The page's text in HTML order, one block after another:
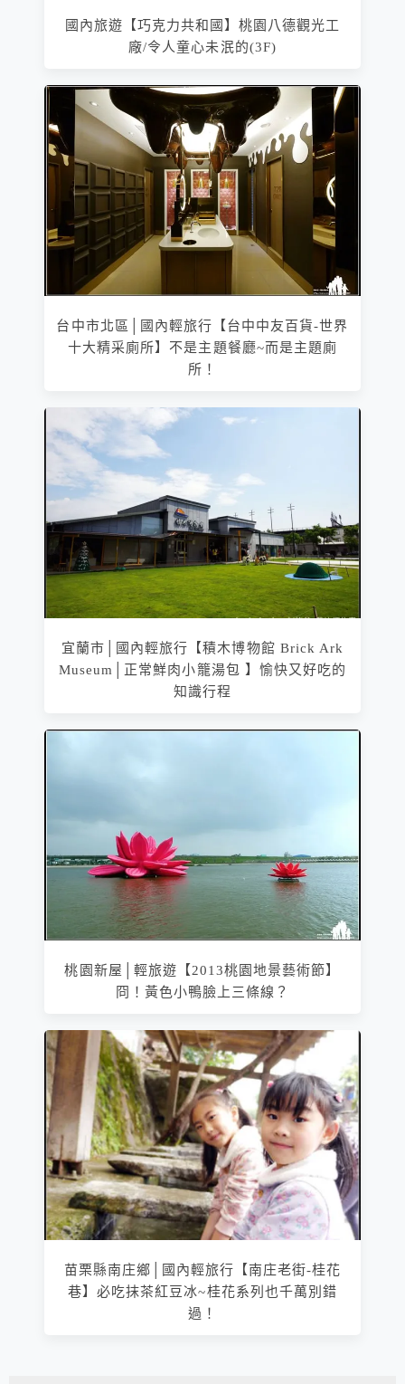
國內旅遊【巧克力共和國】桃園八德觀光工
廠/令人童心未泯的(3F)
台中市北區│國內輕旅行【台中中友百貨-世界
十大精采廁所】不是主題餐廳~而是主題廁
所！
宜蘭市│國內輕旅行【積木博物館 Brick Ark
Museum│正常鮮肉小籠湯包 】愉快又好吃的
知識行程
桃園新屋│輕旅遊【2013桃園地景藝術節】
冏！黃色小鴨臉上三條線？
苗栗縣南庄鄉│國內輕旅行【南庄老街-桂花
巷】必吃抹茶紅豆冰~桂花系列也千萬別錯
過！